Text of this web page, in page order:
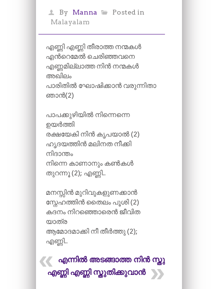
By Manna
Posted in
Malayalam
എണ്ണി എണ്ണി തീരാത്ത നന്മകൾ
എന്‍റെമേൽ ചെരിഞ്ഞവനെ
എണ്ണമില്ലാത്ത നിൻ നന്മകൾ
അഖിലം
പാരിതിൽ ഘോഷിക്കാൻ വരുന്നിതാ
ഞാൻ(2)
പാപക്കുഴിയിൽ നിന്നെന്നെ
ഉയർത്തി
രക്ഷയേകി നിൻ കൃപയാൽ (2)
ഹൃദയത്തിൻ മലിനത നീക്കി
നിദാന്തം
നിന്നെ കാണാനും കൺകൾ
തുറന്നൂ (2); എണ്ണി..
മനസ്സിൻ മുറിവുകളുണക്കാൻ
സ്നേഹത്തിൻ തൈലം പൂശി (2)
കദനം നിറഞ്ഞൊരെൻ ജീവിത
യാത്ര
ആമോദമാക്കി നീ തീർത്തു (2);
എണ്ണി..
എന്നിൽ അടങ്ങാത്ത നിൻ സ്തുതി
എണ്ണി എണ്ണി സ്തുതിക്കുവാൻ